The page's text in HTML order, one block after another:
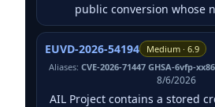
public conversion whose
EUVD-2026-54194
Medium · 6.9
Aliases: CVE-2026-71447 GHSA-6vfp-
8/6/2026
AIL Project contains a stored